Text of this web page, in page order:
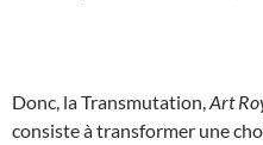
Donc, la Transmutation, Art
consiste à transformer une